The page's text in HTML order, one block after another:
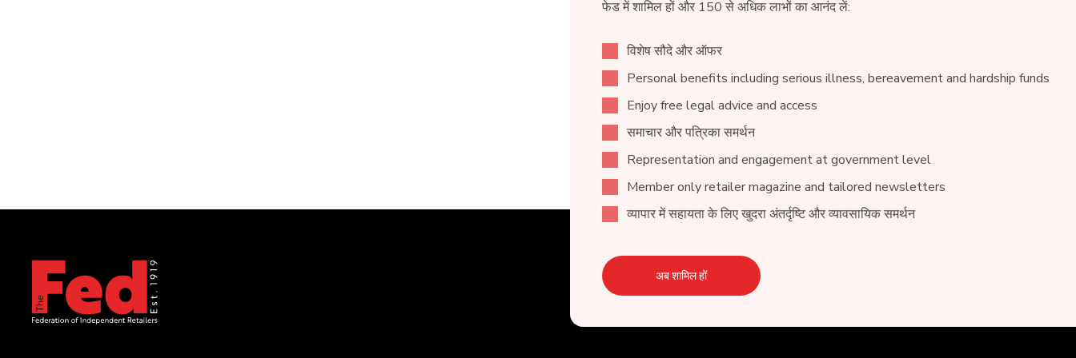
फेड में शामिल हों और 150 से अधिक लाभों का आनंद लें:
विशेष सौदे और ऑफर
Personal benefits including serious illness, bereavement and hardship funds
Enjoy free legal advice and access
समाचार और पत्रिका समर्थन
Representation and engagement at government level
Member only retailer magazine and tailored newsletters
व्यापार में सहायता के लिए खुदरा अंतर्दृष्टि और व्यावसायिक समर्थन
अब शामिल हों